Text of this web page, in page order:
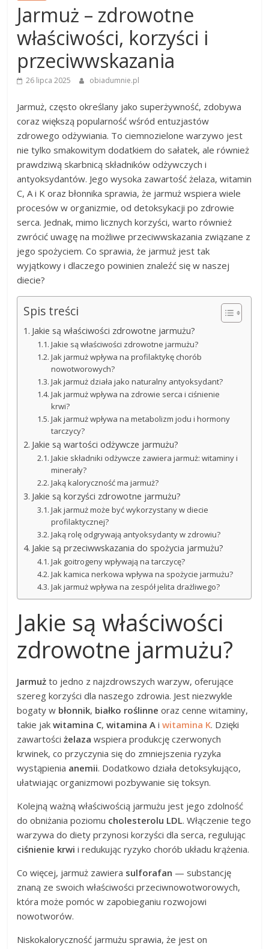
Jarmuż – zdrowotne
właściwości, korzyści i
przeciwwskazania
26 lipca 2025 obiadumnie.pl
Jarmuż, często określany jako superżywność, zdobywa
coraz większą popularność wśród entuzjastów
zdrowego odżywiania. To ciemnozielone warzywo jest
nie tylko smakowitym dodatkiem do sałatek, ale również
prawdziwą skarbnicą składników odżywczych i
antyoksydantów. Jego wysoka zawartość żelaza, witamin
C, A i K oraz błonnika sprawia, że jarmuż wspiera wiele
procesów w organizmie, od detoksykacji po zdrowie
serca. Jednak, mimo licznych korzyści, warto również
zwrócić uwagę na możliwe przeciwwskazania związane z
jego spożyciem. Co sprawia, że jarmuż jest tak
wyjątkowy i dlaczego powinien znaleźć się w naszej
diecie?
Spis treści
Jakie są właściwości zdrowotne jarmużu?
Jakie są właściwości zdrowotne jarmużu?
Jak jarmuż wpływa na profilaktykę chorób
nowotworowych?
Jak jarmuż działa jako naturalny antyoksydant?
Jak jarmuż wpływa na zdrowie serca i ciśnienie
krwi?
Jak jarmuż wpływa na metabolizm jodu i hormony
tarczycy?
Jakie są wartości odżywcze jarmużu?
Jakie składniki odżywcze zawiera jarmuż: witaminy i
minerały?
Jaką kaloryczność ma jarmuż?
Jakie są korzyści zdrowotne jarmużu?
Jak jarmuż może być wykorzystany w diecie
profilaktycznej?
Jaką rolę odgrywają antyoksydanty w zdrowiu?
Jakie są przeciwwskazania do spożycia jarmużu?
Jak goitrogeny wpływają na tarczycę?
Jak kamica nerkowa wpływa na spożycie jarmużu?
Jak jarmuż wpływa na zespół jelita drażliwego?
Jakie są właściwości
zdrowotne jarmużu?
Jarmuż to jedno z najzdrowszych warzyw, oferujące
szereg korzyści dla naszego zdrowia. Jest niezwykle
bogaty w błonnik, białko roślinne oraz cenne witaminy,
takie jakwitamina C,witamina A iwitamina K. Dzięki
zawartościżelaza wspiera produkcję czerwonych
krwinek, co przyczynia się do zmniejszenia ryzyka
wystąpienia anemii. Dodatkowo działa detoksykująco,
ułatwiając organizmowi pozbywanie się toksyn.
Kolejną ważną właściwością jarmużu jest jego zdolność
do obniżania poziomu cholesterolu LDL. Włączenie tego
warzywa do diety przynosi korzyści dla serca, regulując
ciśnienie krwi i redukując ryzyko chorób układu krążenia.
Co więcej, jarmuż zawiera sulforafan — substancję
znaną ze swoich właściwości przeciwnowotworowych,
która może pomóc w zapobieganiu rozwojowi
nowotworów.
Niskokaloryczność jarmużu sprawia, że jest on